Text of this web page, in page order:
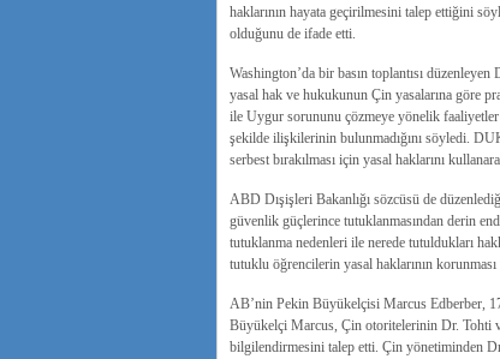
haklarının hayata geçirilmesini talep ettiğini
olduğunu de ifade etti.
Washington’da bir basın toplantısı
yasal hak ve hukukunun Çin yasalarına göre
ile Uygur sorununu çözmeye yönelik
şekilde ilişkilerinin bulunmadığını söyledi.
serbest bırakılması için yasal haklarını
ABD Dışişleri Bakanlığı sözcüsü de
güvenlik güçlerince tutuklanmasından derin
tutuklanma nedenleri ile nerede tutuldukları
tutuklu öğrencilerin yasal haklarının
AB’nin Pekin Büyükelçisi Marcus Edberber, 17
Büyükelçi Marcus, Çin otoritelerinin Dr. Tohti
bilgilendirmesini talep etti. Çin yönetiminden